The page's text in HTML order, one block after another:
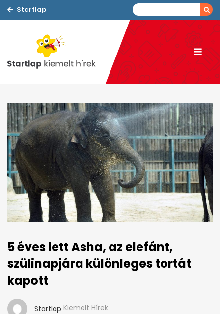
Startlap
5 éves lett Asha, az elefánt,
szülinapjára különleges tortát
kapott
Startlap Kiemelt Hírek